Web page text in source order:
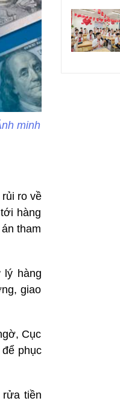
minh
ro về
hàng
tham
lý hàng
giao
Cục
phục
rửa tiền